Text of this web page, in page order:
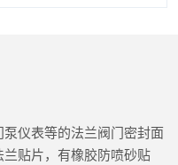
仪表等的法兰阀门密封面
贴片，有橡胶防喷砂贴